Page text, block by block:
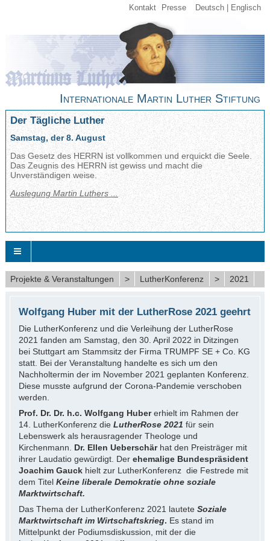
Kontakt Presse Deutsch Englisch
Internationale Martin Luther Stiftung
Der Tägliche Luther
Samstag, der 8. August
Das Gesetz des HERRN ist vollkommen und erquickt die Seele.
Das Zeugnis des HERRN ist gewiss und macht die
Unverständigen weise.
Auslegung Martin Luthers ...
Projekte & Veranstaltungen > LutherKonferenz > 2021
Wolfgang Huber mit der LutherRose 2021 geehrt
Die LutherKonferenz und die Verleihung der LutherRose
2021 fanden am Samstag, den 30. April 2022 in Ditzingen
bei Stuttgart am Stammsitz der Firma TRUMPF SE + Co. KG
statt. Bei der Veranstaltung handelte es sich um den
Nachholtermin der im November 2021 geplanten Konferenz.
Diese musste aufgrund der Corona-Pandemie verschoben
werden.
Prof. Dr. Dr. h.c. Wolfgang Hubererhielt im Rahmen der
14. LutherKonferenz die LutherRose 2021 für sein
Lebenswerk als herausragender Theologe und
Kirchenmann. Dr. Ellen Ueberschärhat den Preisträger mit
ihrer Laudatio gewürdigt. Der ehemalige Bundespräsident
Joachim Gauckhielt zur LutherKonferenz die Festrede mit
dem Titel Keine liberale Demokratie ohne soziale
Marktwirtschaft.
Das Thema der LutherKonferenz 2021 lautete Soziale
Marktwirtschaft im Wirtschaftskrieg. Es stand im
Mittelpunkt der Podiumsdiskussion, mit der die